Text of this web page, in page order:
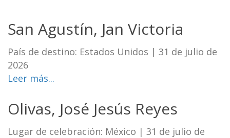
San Agustín, Jan Victoria
País de destino: Estados Unidos | 31 de julio de
2026
Leer más...
Olivas, José Jesús Reyes
Lugar de celebración: México | 31 de julio de